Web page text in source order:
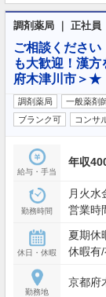
調剤薬局 ｜ 正社員
ご相談くださ
も大歓迎！漢
府木津川市＞★
調剤薬局 一般薬剤
ブランク可
コンサ
給与・手当
年収
勤務時間
月火水
営業時
休日・休暇
夏期休
休暇有
勤務地
京都府